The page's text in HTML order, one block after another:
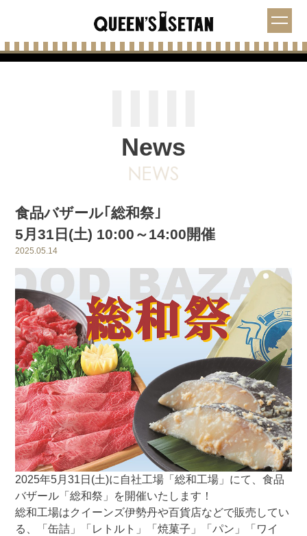
News
食品バザール｢総和祭｣
5月31日(土) 10:00～14:00開催
2025.05.14
2025年5月31日(土)に自社工場「総和工場」にて、食品
バザール「総和祭」を開催いたします！
総和工場はクイーンズ伊勢丹や百貨店などで販売してい
る、「缶詰」「レトルト」「焼菓子」「パン」「ワイ